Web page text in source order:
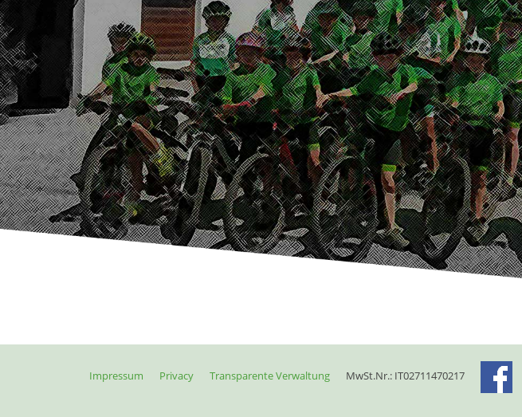
Impressum Privacy Transparente Verwaltung MwSt.Nr.: IT02711470217